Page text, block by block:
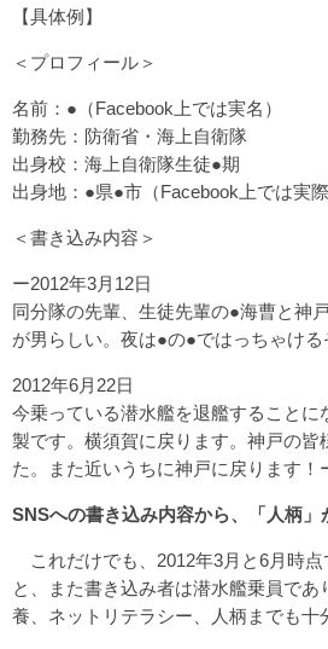
【具体例】
＜プロフィール＞
名前：●（Facebook上では実名）
勤務先：防衛省・海上自衛隊
出身校：海上自衛隊生徒●期
出身地：●県●市（Facebook上では実際
＜書き込み内容＞
ー2012年3月12日
同分隊の先輩、生徒先輩の●海曹と神
が男らしい。夜は●の●ではっちゃける
2012年6月22日
今乗っている潜水艦を退艦することに
製です。横須賀に戻ります。神戸の皆
た。また近いうちに神戸に戻ります！
SNSへの書き込み内容から、「人柄」
これだけでも、2012年3月と6月時点
と、また書き込み者は潜水艦乗員であ
養、ネットリテラシー、人柄までも十